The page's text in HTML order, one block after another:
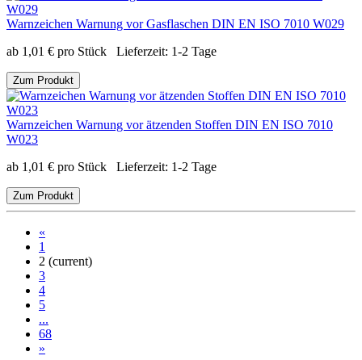
Warnzeichen Warnung vor Gasflaschen DIN EN ISO 7010 W029
ab 1,01 € pro Stück Lieferzeit: 1-2 Tage
Zum Produkt
Warnzeichen Warnung vor ätzenden Stoffen DIN EN ISO 7010
W023
ab 1,01 € pro Stück Lieferzeit: 1-2 Tage
Zum Produkt
«
1
2 (current)
3
4
5
...
68
»